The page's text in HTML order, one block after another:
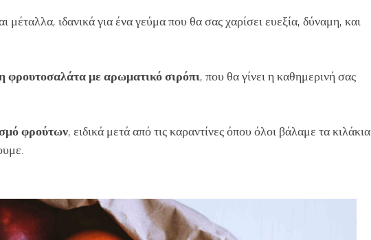
μέταλλα, ιδανικά για ένα γεύμα που θα σας χαρίσει ευεξία, δύναμη, και
φρουτοσαλάταμε αρωματικό σιρόπι, που θα γίνει η καθημερινή σας
φρούτων, ειδικά μετά από τις καραντίνες όπου όλοι βάλαμε τα κιλάκια